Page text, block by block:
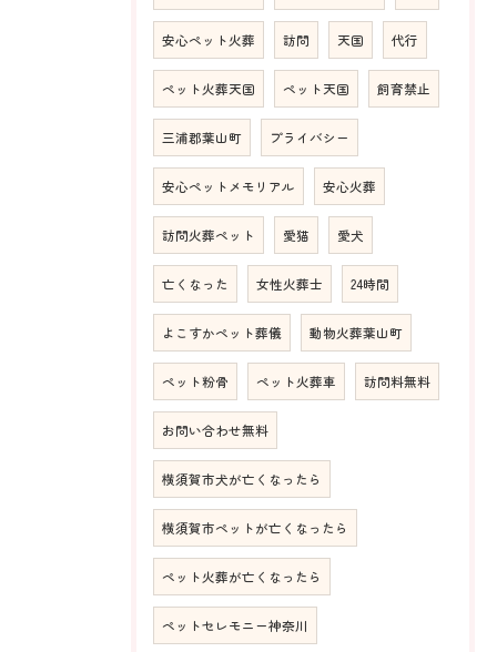
安心ペット火葬 訪問 天国 代行
ペット火葬天国 ペット天国 飼育禁止
三浦郡葉山町 プライバシー
安心ペットメモリアル 安心火葬
訪問火葬ペット 愛猫 愛犬
亡くなった 女性火葬士 24時間
よこすかペット葬儀 動物火葬葉山町
ペット粉骨 ペット火葬車 訪問料無料
お問い合わせ無料
横須賀市犬が亡くなったら
横須賀市ペットが亡くなったら
ペット火葬が亡くなったら
ペットセレモニー神奈川